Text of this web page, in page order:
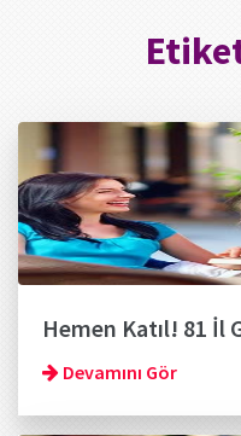
Hemen Katıl! 81 İl
Devamını Gör